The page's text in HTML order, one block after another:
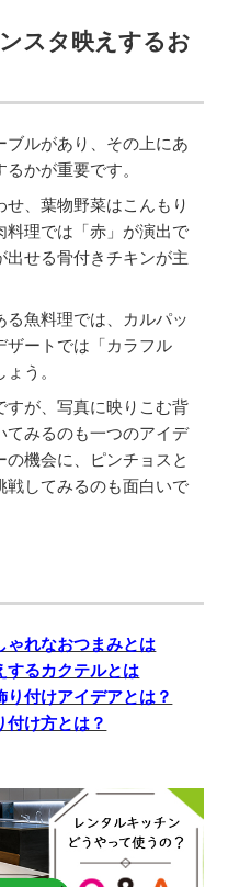
スタ映えするお
ルがあり、その上にあ
かが重要です。
、葉物野菜はこんもり
料理では「赤」が演出で
出せる骨付きチキンが主
魚料理では、カルパッ
ザートでは「カラフル
う。
すが、写真に映りこむ背
てみるのも一つのアイデ
機会に、ピンチョスと
戦してみるのも面白いで
ゃれなおつまみとは
するカクテルとは
付けアイデアとは？
付け方とは？